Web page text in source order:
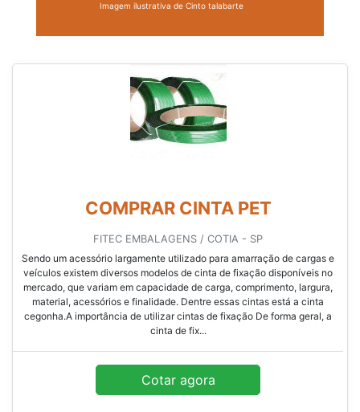
Imagem ilustrativa de Cinto talabarte
COMPRAR CINTA PET
FITEC EMBALAGENS / COTIA - SP
Sendo um acessório largamente utilizado para amarração de cargas e
veículos existem diversos modelos de cinta de fixação disponíveis no
mercado, que variam em capacidade de carga, comprimento, largura,
material, acessórios e finalidade. Dentre essas cintas está a cinta
cegonha.A importância de utilizar cintas de fixação De forma geral, a
cinta de fix...
Cotar agora